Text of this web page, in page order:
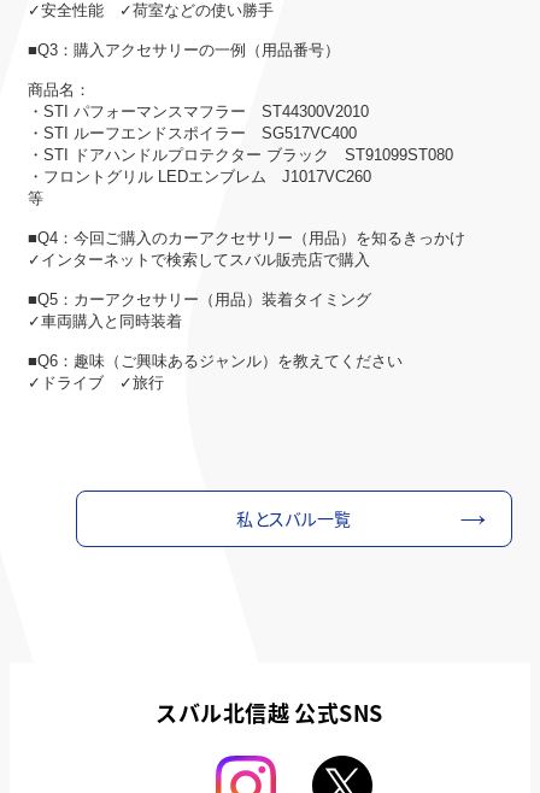
✓安全性能 ✓荷室などの使い勝手
■Q3：購入アクセサリーの一例（用品番号）
商品名：
・STI パフォーマンスマフラー ST44300V2010
・STI ルーフエンドスポイラー SG517VC400
・STI ドアハンドルプロテクター ブラック ST91099ST080
・フロントグリル LEDエンブレム J1017VC260
等
■Q4：今回ご購入のカーアクセサリー（用品）を知るきっかけ
✓インターネットで検索してスバル販売店で購入
■Q5：カーアクセサリー（用品）装着タイミング
✓車両購入と同時装着
■Q6：趣味（ご興味あるジャンル）を教えてください
✓ドライブ ✓旅行
私とスバル一覧
スバル北信越 公式SNS